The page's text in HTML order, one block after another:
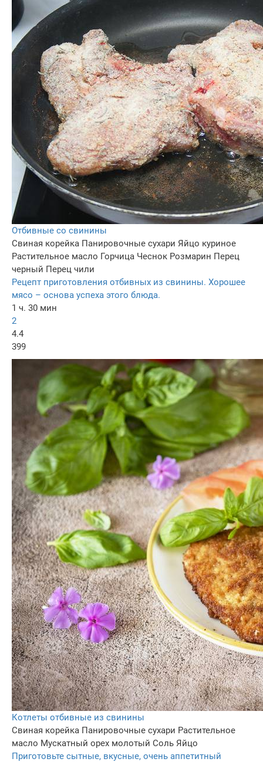
Отбивные со свинины
Свиная корейка Панировочные сухари Яйцо куриное
Растительное масло Горчица Чеснок Розмарин Перец
черный Перец чили
Рецепт приготовления отбивных из свинины. Хорошее
мясо – основа успеха этого блюда.
1 ч. 30 мин
2
4.4
399
Котлеты отбивные из свинины
Свиная корейка Панировочные сухари Растительное
масло Мускатный орех молотый Соль Яйцо
Приготовьте сытные, вкусные, очень аппетитный